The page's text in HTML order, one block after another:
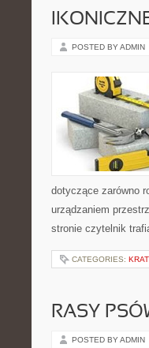
POSTED BY ADMIN
dotyczące zarówno
urządzaniem
stronie czytelnik
CATEGORIES:
RASY
POSTED BY ADMIN